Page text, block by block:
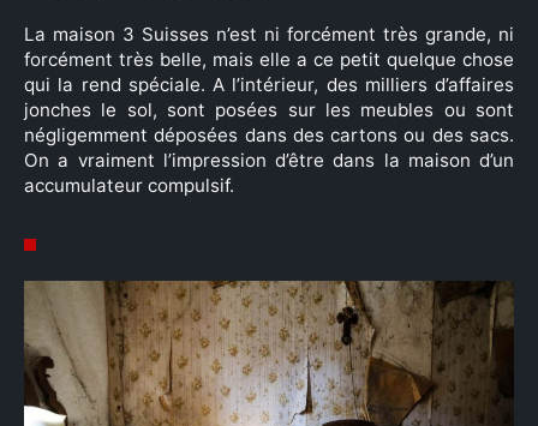
La maison 3 Suisses n’est ni forcément très grande, ni
forcément très belle, mais elle a ce petit quelque chose
qui la rend spéciale. A l’intérieur, des milliers d’affaires
jonches le sol, sont posées sur les meubles ou sont
négligemment déposées dans des cartons ou des sacs.
On a vraiment l’impression d’être dans la maison d’un
accumulateur compulsif.